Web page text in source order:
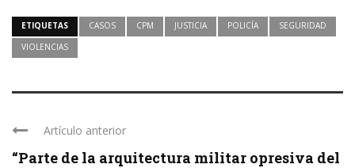
ETIQUETAS CASOS CPM JUSTICIA POLICÍA
SEGURIDAD
VIOLENCIAS
Artículo anterior
“Parte de la arquitectura militar opresiva del